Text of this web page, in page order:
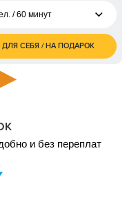
/ 60 минут
1 600
грн
ДЛЯ СЕБЯ / НА ПОДАРОК
и без переплат